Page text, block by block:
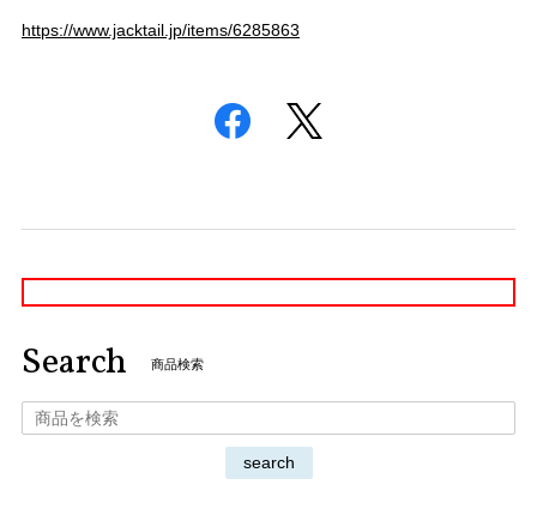
https://www.jacktail.jp/items/6285863
Search 商品検索
search